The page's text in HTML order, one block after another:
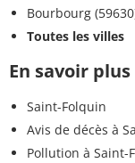
Bourbourg
Toutes les villes
En savoir
Saint-Folquin
Avis de décès à
Pollution à Saint-